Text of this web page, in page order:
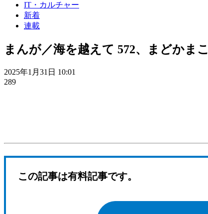
IT・カルチャー
新着
連載
まんが／海を越えて 572、まどかまこ
2025年1月31日 10:01
289
この記事は有料記事です。